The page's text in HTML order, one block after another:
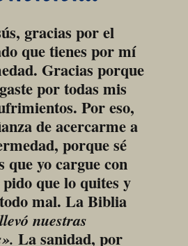
gracias por el
que tienes por mí
Gracias porque
por todas mis
Por eso,
de acercarme a
porque sé
que yo cargue con
que lo quites y
mal. La Biblia
nuestras
La sanidad, por